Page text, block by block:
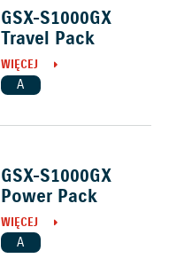
GSX-S1000GX
Travel Pack
WIĘCEJ
A
GSX-S1000GX
Power Pack
WIĘCEJ
A